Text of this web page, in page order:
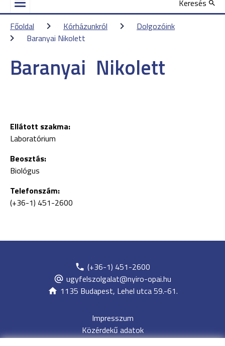
Keresés
Főoldal
Kórházunkról
Dolgozóink
Baranyai Nikolett
Baranyai Nikolett
Ellátott szakma:
Laboratórium
Beosztás:
Biológus
Telefonszám:
(+36-1) 451-2600
(+36-1) 451-2600
ugyfelszolgalat@nyiro-opai.hu
1135 Budapest, Lehel utca 59.-61.
Impresszum
Közérdekű adatok
Adatvédelem